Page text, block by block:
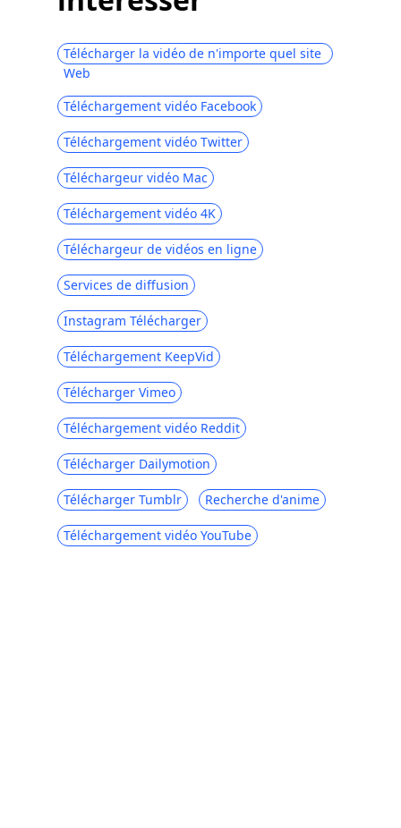
Télécharger la vidéo de n'importe quel site
Web
Téléchargement vidéo Facebook
Téléchargement vidéo Twitter
Téléchargeur vidéo Mac
Téléchargement vidéo 4K
Téléchargeur de vidéos en ligne
Services de diffusion
Instagram Télécharger
Téléchargement KeepVid
Télécharger Vimeo
Téléchargement vidéo Reddit
Télécharger Dailymotion
Télécharger Tumblr Recherche d'anime
Téléchargement vidéo YouTube